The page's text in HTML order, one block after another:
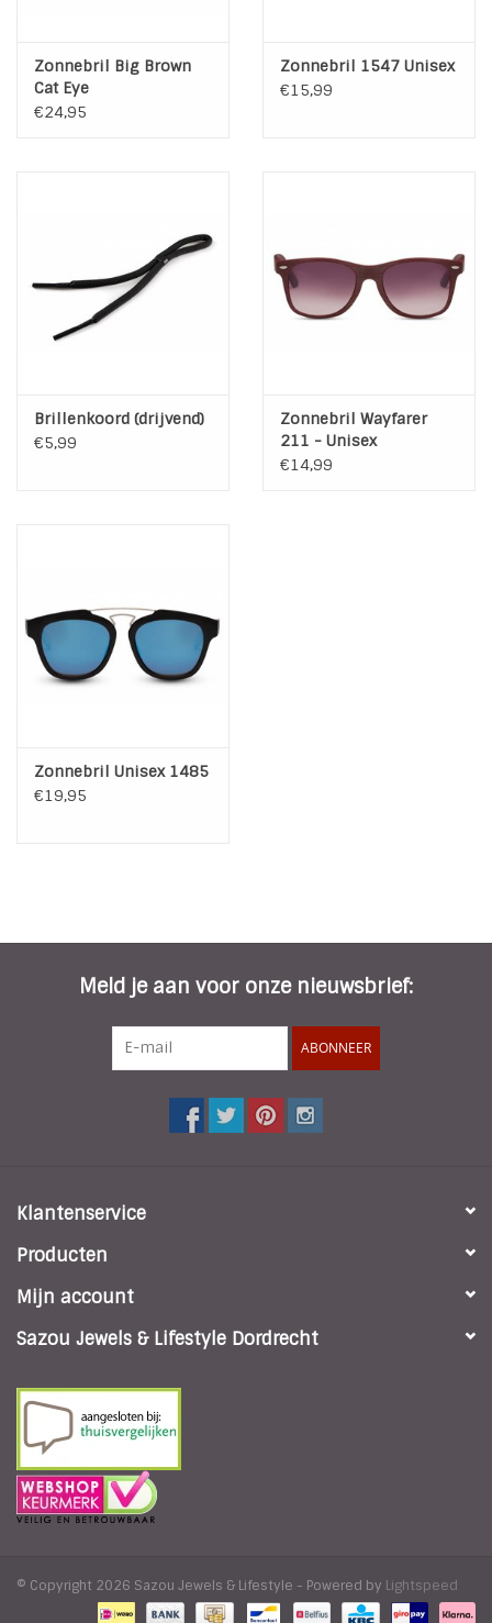
Zonnebril Big Brown
Cat Eye
€24,95
Zonnebril 1547 Unisex
€15,99
Brillenkoord (drijvend)
€5,99
Zonnebril Wayfarer
211 - Unisex
€14,99
Zonnebril Unisex 1485
€19,95
Meld je aan voor onze nieuwsbrief:
ABONNEER
Klantenservice
Producten
Mijn account
Sazou Jewels & Lifestyle Dordrecht
© Copyright 2026 Sazou Jewels & Lifestyle - Powered by Lightspeed